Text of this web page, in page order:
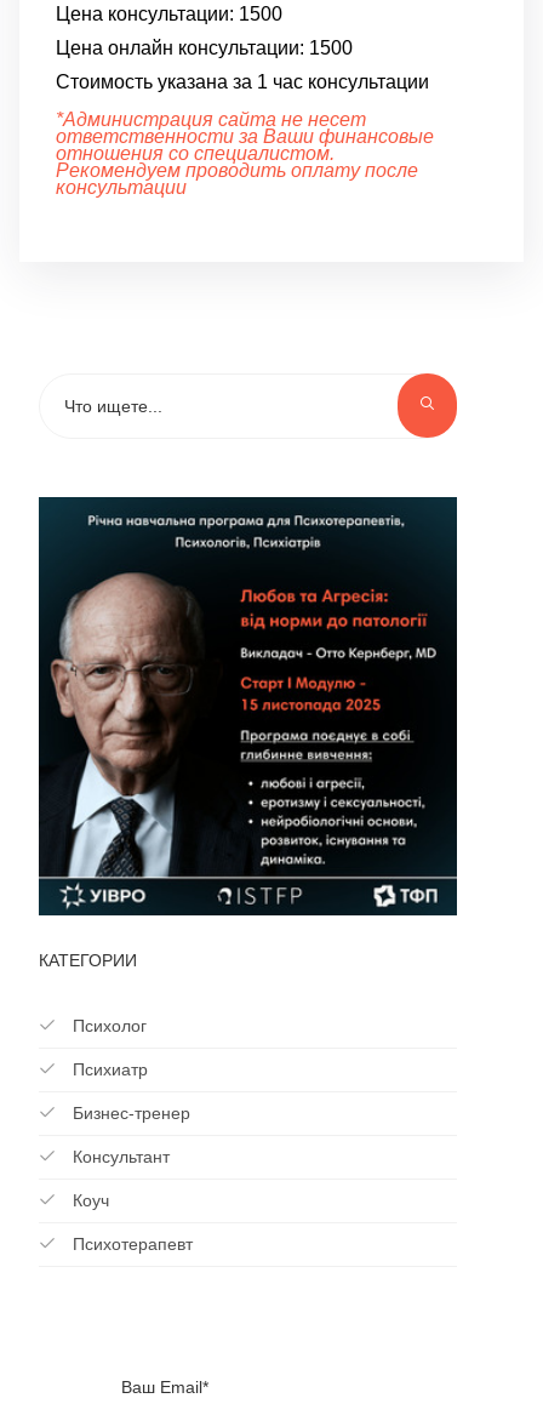
Цена консультации: 1500
Цена онлайн консультации: 1500
Стоимость указана за 1 час консультации
*Администрация сайта не несет
ответственности за Ваши финансовые
отношения со специалистом.
Рекомендуем проводить оплату после
консультации
КАТЕГОРИИ
Психолог
Психиатр
Бизнес-тренер
Консультант
Коуч
Психотерапевт